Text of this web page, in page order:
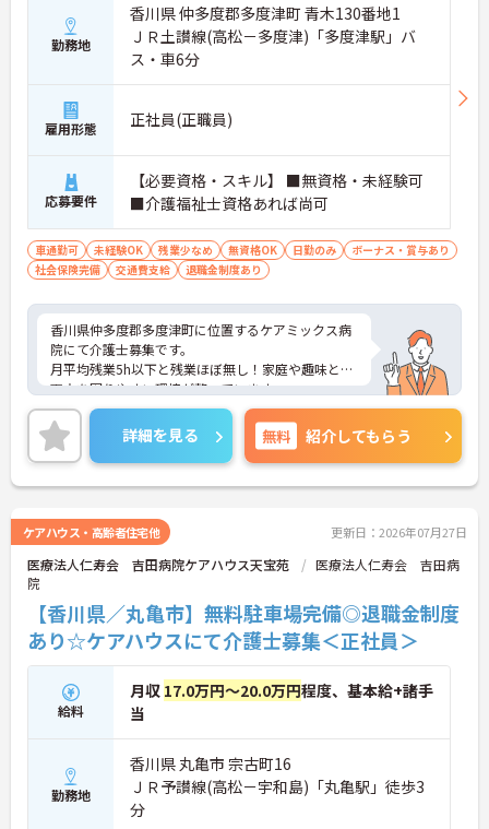
勤務地
香川県 仲多度郡多度津町 青木130番地1
ＪＲ土讃線(高松－多度津)「多度津駅」バ
ス・車6分
雇用形態 正社員(正職員)
応募要件
【必要資格・スキル】 ■無資格・未経験可
■介護福祉士資格あれば尚可
車通勤可 未経験OK 残業少なめ 無資格OK 日勤のみ
ボーナス・賞与あり
社会保険完備
交通費支給 退職金制度あり
香川県仲多度郡多度津町に位置するケアミックス病
院にて介護士募集です。
月平均残業5h以下と残業ほぼ無し！家庭や趣味との
両立を図りやすい環境が整っています。
ご興味のある方には、面接対策ポイントなど、さら
に詳細をお話いたしますので、お気軽にご相談くだ
さい。
詳細を見る 無料 紹介してもらう
ケアハウス・高齢者住宅他 更新日：2026年07月27日
医療法人仁寿会 吉田病院ケアハウス天宝苑
医療法人仁寿会 吉田病
院
【香川県／丸亀市】無料駐車場完備◎退職金制度
あり☆ケアハウスにて介護士募集＜正社員＞
給料
月収 17.0万円～20.0万円程度、基本給+諸手
当
勤務地
香川県 丸亀市 宗古町16
ＪＲ予讃線(高松－宇和島)「丸亀駅」徒歩3
分